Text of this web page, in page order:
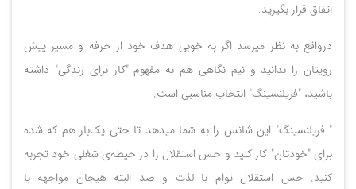
اتفاق قرار بگیرید.
درواقع به نظر میرسد اگر به خوبی هدف خود از حرفه و مسیر پیش
رویتان را بدانید و نیم نگاهی هم به مفهوم "کار برای زندگی" داشته
باشید، "فریلنسینگ" انتخاب مناسبی است.
" فریلنسینگ" این شانس را به شما میدهد تا حتی یک‌بار هم که شده
برای "خودتان" کار کنید و حس استقلال را در حیطه‌ی شغلی خود تجربه
کنید. حس استقلال توام با لذت و صد البته هیجان مواجهه با